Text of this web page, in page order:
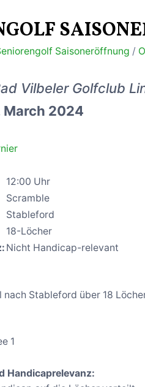
Saisoneröffnung /
Vilbeler Golfclub
March 2024
12:00 Uhr
Scramble
Stableford
18-Löcher
Nicht Handicap-relevant
nach Stableford über 18
1
Handicaprelevanz: